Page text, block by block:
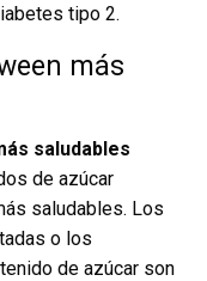
tipo 2.
más
saludables
de azúcar
saludables. Los
o los
de azúcar son